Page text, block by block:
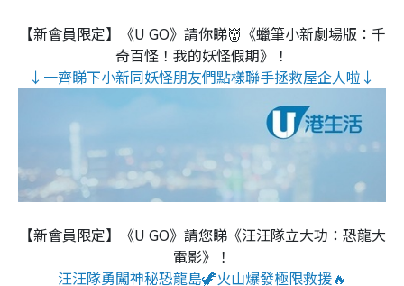
【新會員限定】《U GO》請你睇👹《蠟筆小新劇場版：千
奇百怪！我的妖怪假期》！
↓一齊睇下小新同妖怪朋友們點樣聯手拯救屋企人啦↓
【新會員限定】《U GO》請您睇《汪汪隊立大功：恐龍大
電影》！
汪汪隊勇闖神秘恐龍島🦖火山爆發極限救援🔥